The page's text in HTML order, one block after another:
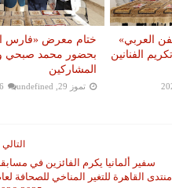
العربي»
الفنانين
ختام معرض «فارس
بحضور محمد صبحي
المشاركين
تموز 29, 2026 undefined
التالي
سفير ألمانيا يكرم الفائزين في
منتدى القاهرة للتغير المناخي للصحافة